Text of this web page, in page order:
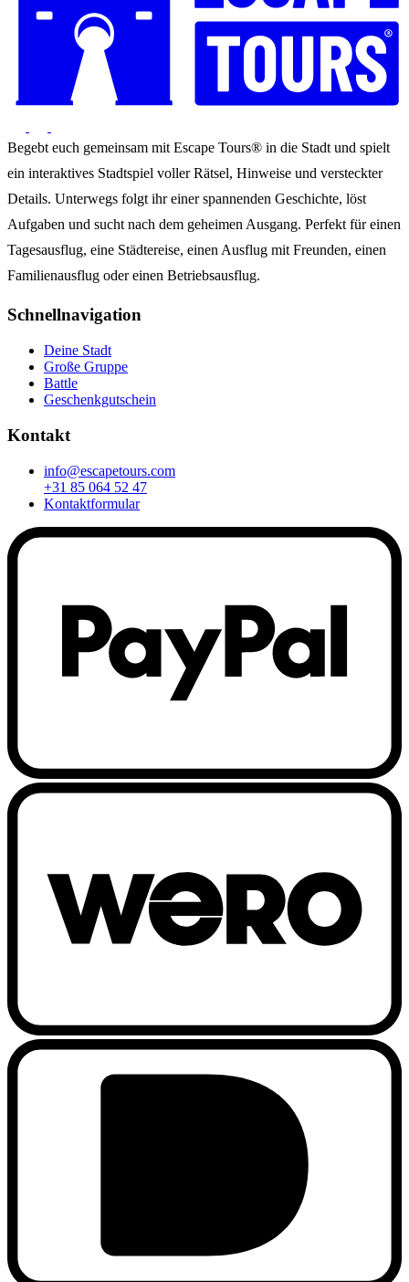
Begebt euch gemeinsam mit Escape Tours® in die Stadt und spielt
ein interaktives Stadtspiel voller Rätsel, Hinweise und versteckter
Details. Unterwegs folgt ihr einer spannenden Geschichte, löst
Aufgaben und sucht nach dem geheimen Ausgang. Perfekt für einen
Tagesausflug, eine Städtereise, einen Ausflug mit Freunden, einen
Familienausflug oder einen Betriebsausflug.
Schnellnavigation
Deine Stadt
Große Gruppe
Battle
Geschenkgutschein
Kontakt
info@escapetours.com
+31 85 064 52 47
Kontaktformular